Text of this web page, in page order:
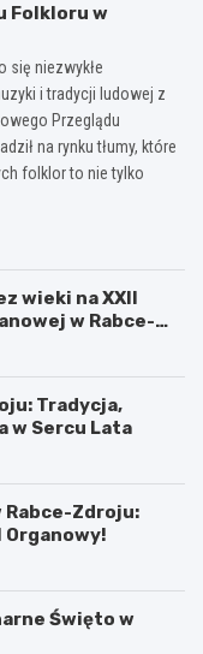
Folkloru w
się niezwykłe
i tradycji ludowej z
Przeglądu
na rynku tłumy, które
folklor to nie tylko
wieki na XXII
w Rabce-
Tradycja,
w Sercu Lata
Rabce-Zdroju:
Święto w